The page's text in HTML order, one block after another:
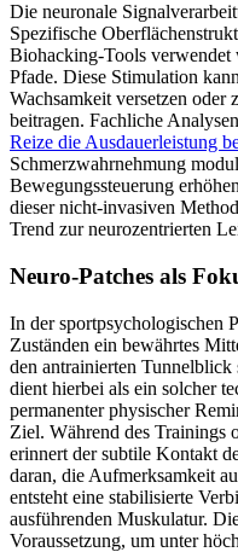
Die neuronale
Spezifische
Biohacking-Tools verwendet
Pfade. Diese Stimulation
Wachsamkeit versetzen oder
beitragen. Fachliche
Reize die Ausdauerleistung
Schmerzwahrnehmung
Bewegungssteuerung
dieser nicht-invasiven
Trend zur neurozentrierten
Neuro-Patches als
In der sportpsychologischen
Zuständen ein bewährtes
den antrainierten
dient hierbei als ein solcher
permanenter physischer
Ziel. Während des Trainings
erinnert der subtile Kontakt
daran, die Aufmerksamkeit
entsteht eine stabilisierte
ausführenden Muskulatur.
Voraussetzung, um unter